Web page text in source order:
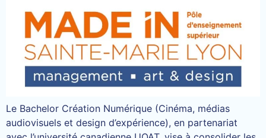
Le Bachelor Création Numérique (Cinéma, médias
audiovisuels et design d’expérience), en partenariat